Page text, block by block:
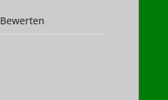
Bewerten